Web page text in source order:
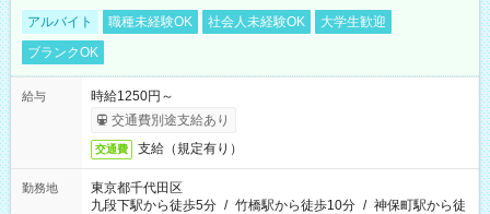
アルバイト 職種未経験OK 社会人未経験OK
大学生歓迎
ブランクOK
給与
時給1250円～
交通費別途支給あり
交通費 支給（規定有り）
勤務地
東京都千代田区
九段下駅から徒歩5分 / 竹橋駅から徒歩10分 / 神保町駅から徒